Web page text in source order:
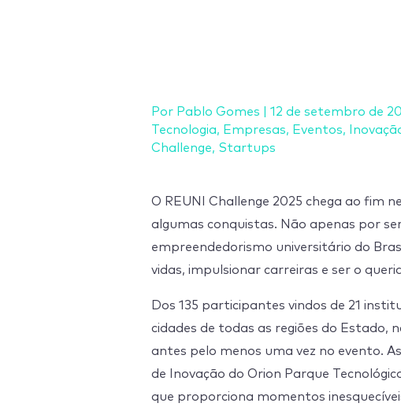
Por Pablo Gomes 12 de setembro de
Tecnologia, Empresas, Eventos,
Challenge, Startups
O REUNI Challenge 2025 chega ao fim
algumas conquistas. Não apenas por
empreendedorismo universitário do
vidas, impulsionar carreiras e ser o
Dos 135 participantes vindos de 21
cidades de todas as regiões do Estado,
antes pelo menos uma vez no evento.
de Inovação do Orion Parque
que proporciona momentos